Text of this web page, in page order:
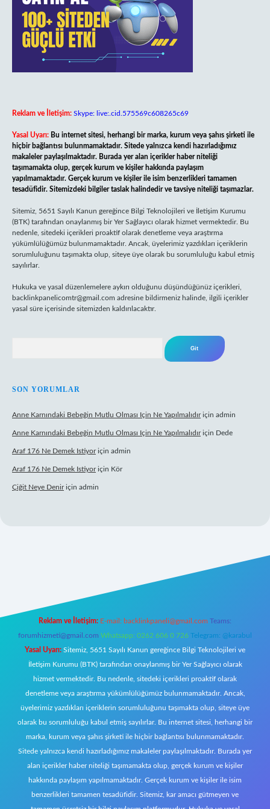
Reklam ve İletişim: Skype: live:.cid.575569c608265c69
Yasal Uyarı: Bu internet sitesi, herhangi bir marka, kurum veya şahıs şirketi ile
hiçbir bağlantısı bulunmamaktadır. Sitede yalnızca kendi hazırladığımız
makaleler paylaşılmaktadır. Burada yer alan içerikler haber niteliği
taşımamakta olup, gerçek kurum ve kişiler hakkında paylaşım
yapılmamaktadır. Gerçek kurum ve kişiler ile isim benzerlikleri tamamen
tesadüfidir. Sitemizdeki bilgiler taslak halindedir ve tavsiye niteliği taşımazlar.
Sitemiz, 5651 Sayılı Kanun gereğince Bilgi Teknolojileri ve İletişim Kurumu
(BTK) tarafından onaylanmış bir Yer Sağlayıcı olarak hizmet vermektedir. Bu
nedenle, sitedeki içerikleri proaktif olarak denetleme veya araştırma
yükümlülüğümüz bulunmamaktadır. Ancak, üyelerimiz yazdıkları içeriklerin
sorumluluğunu taşımakta olup, siteye üye olarak bu sorumluluğu kabul etmiş
sayılırlar.
Hukuka ve yasal düzenlemelere aykırı olduğunu düşündüğünüz içerikleri,
backlinkpanelicomtr@gmail.com adresine bildirmeniz halinde, ilgili içerikler
yasal süre içerisinde sitemizden kaldırılacaktır.
SON YORUMLAR
Anne Karnındaki Bebeğin Mutlu Olması Için Ne Yapılmalıdıriçin admin
Anne Karnındaki Bebeğin Mutlu Olması Için Ne Yapılmalıdıriçin Dede
Araf 176 Ne Demek Istiyoriçin admin
Araf 176 Ne Demek Istiyoriçin Kör
Çiğit Neye Deniriçin admin
www.betexper.xyz/
Reklam ve İletişim: E-mail: backlinkpaneli@gmail.com Teams:
forumhizmeti@gmail.com Whatsapp: 0262 606 0 726 Telegram: @karabul
Yasal Uyarı: Sitemiz, 5651 Sayılı Kanun gereğince Bilgi Teknolojileri ve
İletişim Kurumu (BTK) tarafından onaylanmış bir Yer Sağlayıcı olarak
hizmet vermektedir. Bu nedenle, sitedeki içerikleri proaktif olarak
denetleme veya araştırma yükümlülüğümüz bulunmamaktadır. Ancak,
üyelerimiz yazdıkları içeriklerin sorumluluğunu taşımakta olup, siteye üye
olarak bu sorumluluğu kabul etmiş sayılırlar. Bu internet sitesi, herhangi bir
marka, kurum veya şahıs şirketi ile hiçbir bağlantısı bulunmamaktadır.
Sitede yalnızca kendi hazırladığımız makaleler paylaşılmaktadır. Burada yer
alan içerikler haber niteliği taşımamakta olup, gerçek kurum ve kişiler
hakkında paylaşım yapılmamaktadır. Gerçek kurum ve kişiler ile isim
benzerlikleri tamamen tesadüfidir. Sitemiz, kar amacı gütmeyen ve